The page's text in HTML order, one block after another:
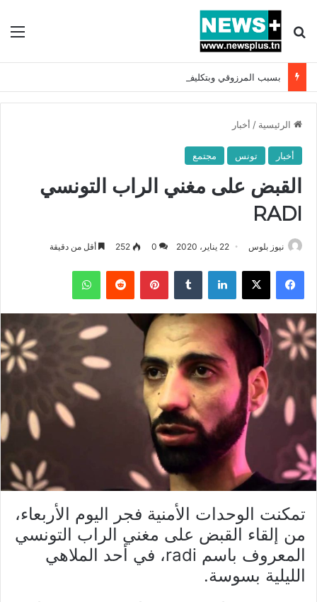
بحث عن
الرئيسية / أخبار
أخبار تونس مجتمع
القبض على مغني الراب التونسي
RADI
نيوز بلوس 22 يناير، 2020 0
252 أقل من دقيقة
فيسبوك X لينكدإن بينتيريست واتساب
تمكنت الوحدات الأمنية فجر اليوم الأربعاء،
من إلقاء القبض على مغني الراب التونسي
المعروف باسم radi، في أحد الملاهي
الليلية بسوسة.